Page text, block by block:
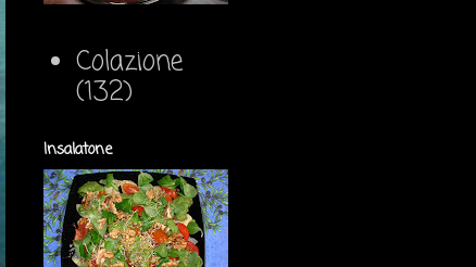
Colazione
(132)
Insalatone